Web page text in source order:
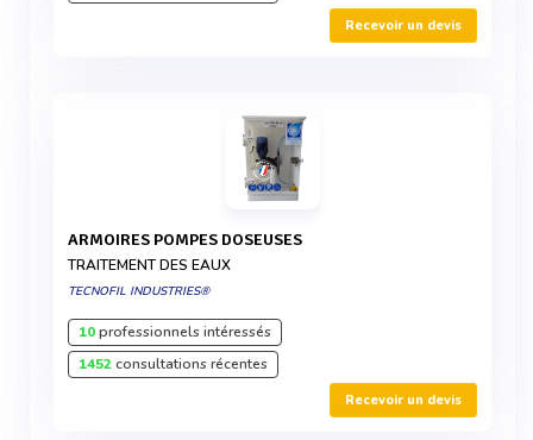
Recevoir un devis
ARMOIRES POMPES DOSEUSES
TRAITEMENT DES EAUX
TECNOFIL INDUSTRIES®
10professionnels intéressés
1452consultations récentes
Recevoir un devis